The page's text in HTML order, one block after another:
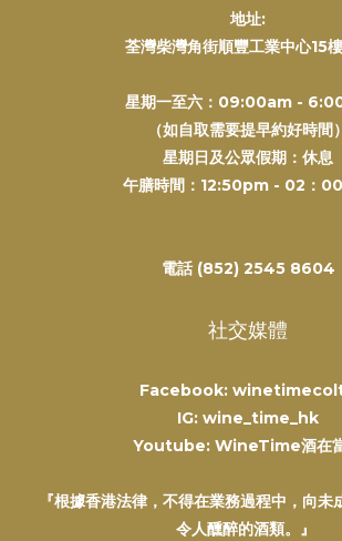
地址:
荃灣柴灣角街順豐工業中心15
星期一至六：09:00am -
（如自取需要提早約好時間）
星期日及公眾假期：休息
午膳時間：12:50pm - 02：
電話 (852) 2545 8604
社交媒體
Facebook:
IG: wine_time_hk
Youtube: WineTime酒在
『根據香港法律，不得在業務過程中，向未
令人醺醉的酒類。』